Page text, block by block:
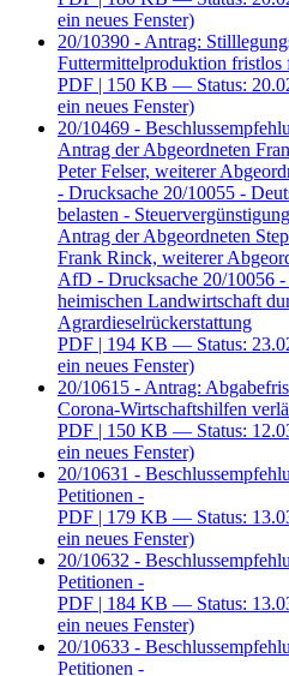
ein neues Fenster)
20/10390 - Antrag:
Futtermittelproduktion fristlos
PDF | 150 KB — Status:
ein neues Fenster)
20/10469 -
Antrag der Abgeordneten
Peter Felser, weiterer
- Drucksache 20/10055 -
belasten -
Antrag der Abgeordneten
Frank Rinck, weiterer
AfD - Drucksache 20/10056 -
heimischen Landwirtschaft
Agrardieselrückerstattung
PDF | 194 KB — Status:
ein neues Fenster)
20/10615 - Antrag:
Corona-Wirtschaftshilfen
PDF | 150 KB — Status:
ein neues Fenster)
20/10631 -
Petitionen -
PDF | 179 KB — Status:
ein neues Fenster)
20/10632 -
Petitionen -
PDF | 184 KB — Status:
ein neues Fenster)
20/10633 -
Petitionen -